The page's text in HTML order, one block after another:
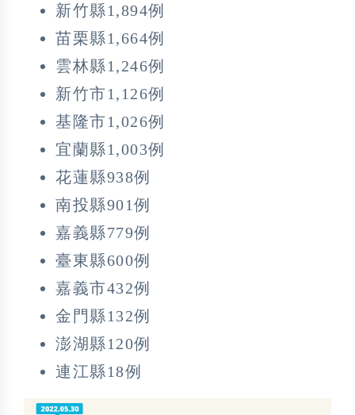
新竹縣1,894例
苗栗縣1,664例
雲林縣1,246例
新竹市1,126例
基隆市1,026例
宜蘭縣1,003例
花蓮縣938例
南投縣901例
嘉義縣779例
臺東縣600例
嘉義市432例
金門縣132例
澎湖縣120例
連江縣18例